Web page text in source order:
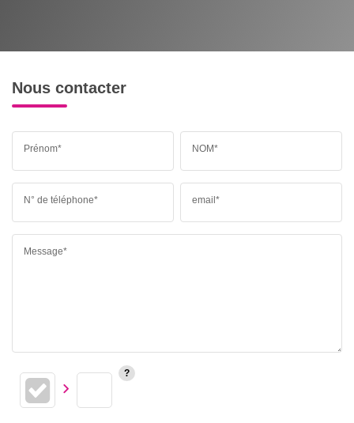
Nous contacter
Prénom* NOM*
N° de téléphone* email*
Message*